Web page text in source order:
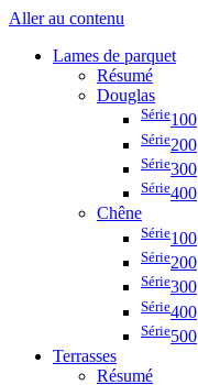
Aller au contenu
Lames de parquet
Résumé
Douglas
Série100
Série200
Série300
Série400
Chêne
Série100
Série200
Série300
Série400
Série500
Terrasses
Résumé